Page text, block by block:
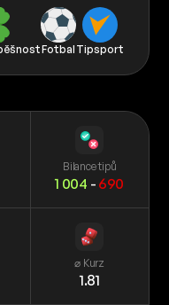
Fotbal Tipsport
Bilance tipů
1 004 - 690
⌀ Kurz
1.81